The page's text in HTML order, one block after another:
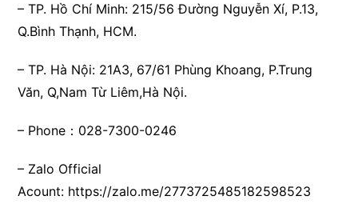
– TP. Hồ Chí Minh: 215/56 Đường Nguyễn Xí, P.13,
Q.Bình Thạnh, HCM.
– TP. Hà Nội: 21A3, 67/61 Phùng Khoang, P.Trung
Văn, Q,Nam Từ Liêm,Hà Nội.
– Phone：028-7300-0246
– Zalo Official
Acount: https://zalo.me/2773725485182598523